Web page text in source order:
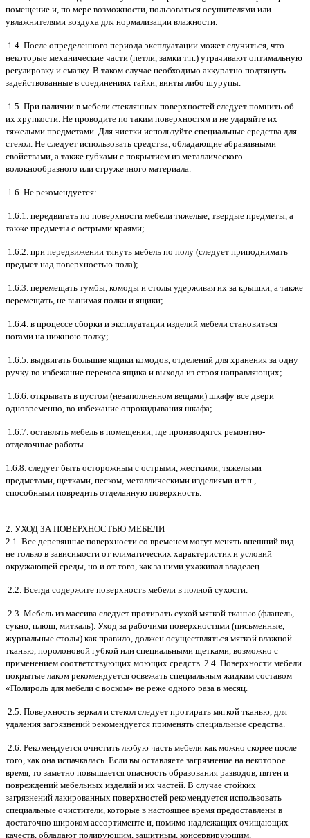
помещение и, по мере возможности, пользоваться осушителями или
увлажнителями воздуха для нормализации влажности.
1.4. После определенного периода эксплуатации может случиться, что
некоторые механические части (петли, замки т.п.) утрачивают оптимальную
регулировку и смазку. В таком случае необходимо аккуратно подтянуть
задействованные в соединениях гайки, винты либо шурупы.
1.5. При наличии в мебели стеклянных поверхностей следует помнить об
их хрупкости. Не проводите по таким поверхностям и не ударяйте их
тяжелыми предметами. Для чистки используйте специальные средства для
стекол. Не следует использовать средства, обладающие абразивными
свойствами, а также губками с покрытием из металлического
волокнообразного или стружечного материала.
1.6. Не рекомендуется:
1.6.1. передвигать по поверхности мебели тяжелые, твердые предметы, а
также предметы с острыми краями;
1.6.2. при передвижении тянуть мебель по полу (следует приподнимать
предмет над поверхностью пола);
1.6.3. перемещать тумбы, комоды и столы удерживая их за крышки, а также
перемещать, не вынимая полки и ящики;
1.6.4. в процессе сборки и эксплуатации изделий мебели становиться
ногами на нижнюю полку;
1.6.5. выдвигать большие ящики комодов, отделений для хранения за одну
ручку во избежание перекоса ящика и выхода из строя направляющих;
1.6.6. открывать в пустом (незаполненном вещами) шкафу все двери
одновременно, во избежание опрокидывания шкафа;
1.6.7. оставлять мебель в помещении, где производятся ремонтно-
отделочные работы.
1.6.8. следует быть осторожным с острыми, жесткими, тяжелыми
предметами, щетками, песком, металлическими изделиями и т.п.,
способными повредить отделанную поверхность.
2. УХОД ЗА ПОВЕРХНОСТЬЮ МЕБЕЛИ
2.1. Все деревянные поверхности со временем могут менять внешний вид
не только в зависимости от климатических характеристик и условий
окружающей среды, но и от того, как за ними ухаживал владелец.
2.2. Всегда содержите поверхность мебели в полной сухости.
2.3. Мебель из массива следует протирать сухой мягкой тканью (фланель,
сукно, плюш, миткаль). Уход за рабочими поверхностями (письменные,
журнальные столы) как правило, должен осуществляться мягкой влажной
тканью, поролоновой губкой или специальными щетками, возможно с
применением соответствующих моющих средств. 2.4. Поверхности мебели
покрытые лаком рекомендуется освежать специальным жидким составом
«Полироль для мебели с воском» не реже одного раза в месяц.
2.5. Поверхность зеркал и стекол следует протирать мягкой тканью, для
удаления загрязнений рекомендуется применять специальные средства.
2.6. Рекомендуется очистить любую часть мебели как можно скорее после
того, как она испачкалась. Если вы оставляете загрязнение на некоторое
время, то заметно повышается опасность образования разводов, пятен и
повреждений мебельных изделий и их частей. В случае стойких
загрязнений лакированных поверхностей рекомендуется использовать
специальные очистители, которые в настоящее время предоставлены в
достаточно широком ассортименте и, помимо надлежащих очищающих
качеств, обладают полирующим, защитным, консервирующим,